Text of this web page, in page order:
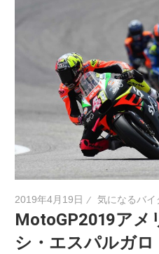
2019年4月19日 気になるバイ
MotoGP2019ア
シ・エスパルガ